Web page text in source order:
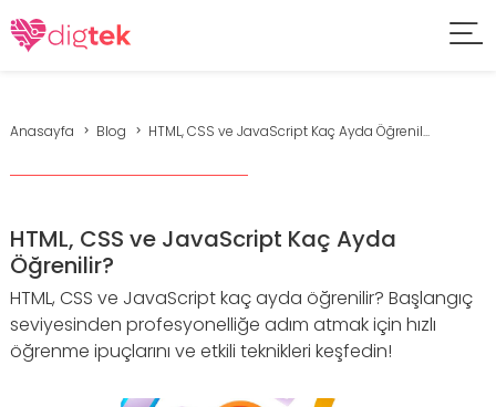
Anasayfa Blog HTML, CSS ve JavaScript Kaç Ayda Öğrenil...
HTML, CSS ve JavaScript Kaç Ayda
Öğrenilir?
HTML, CSS ve JavaScript kaç ayda öğrenilir? Başlangıç
seviyesinden profesyonelliğe adım atmak için hızlı
öğrenme ipuçlarını ve etkili teknikleri keşfedin!